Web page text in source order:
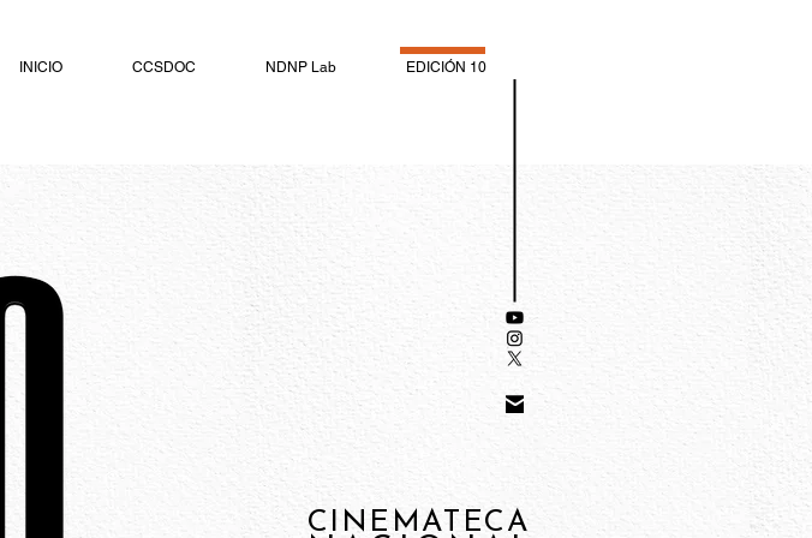
INICIO CCSDOC NDNP Lab EDICIÓN 10
CINEMATECA